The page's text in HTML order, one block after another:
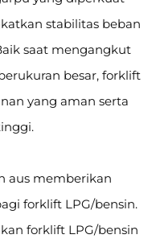
stabilitas beban
saat mengangkut
besar, forklift
yang aman serta
aus memberikan
forklift LPG/bensin.
forklift LPG/bensin